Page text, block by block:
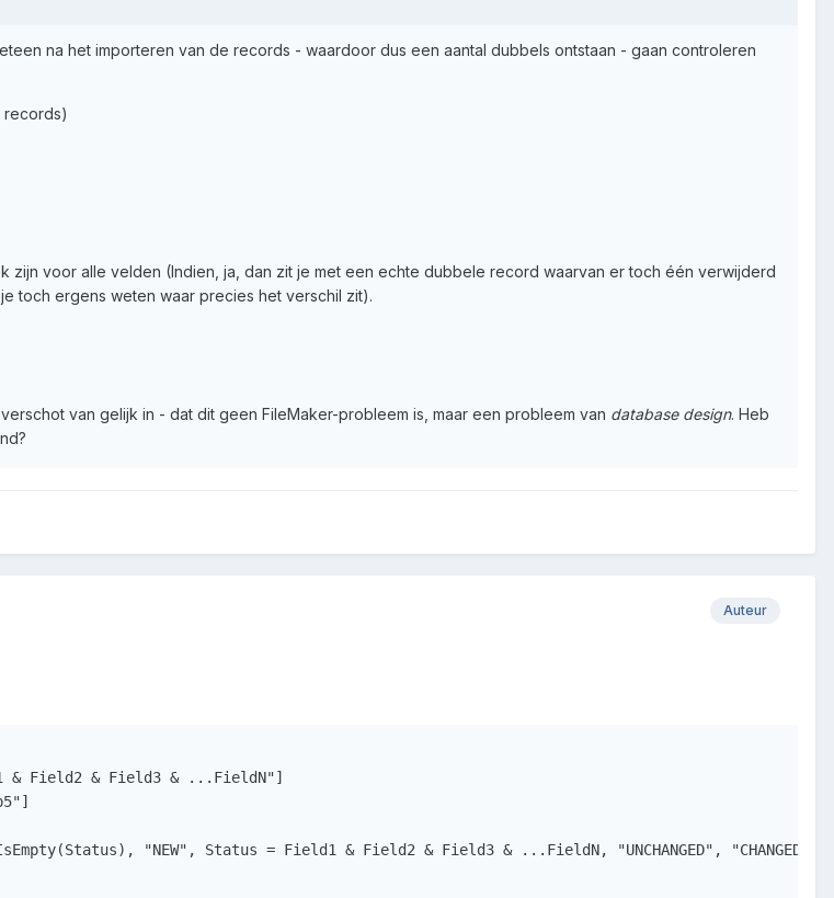
na het importeren van de records - waardoor dus een aantal dubbels ontstaan - gaan controleren
records)
zijn voor alle velden (Indien, ja, dan zit je met een echte dubbele record waarvan er toch één verwijderd
toch ergens weten waar precies het verschil zit).
van gelijk in - dat dit geen FileMaker-probleem is, maar een probleem van database design. Heb
Auteur
& Field2 & Field3 & ...FieldN"]
"NEW", Status = Field1 & Field2 & Field3 & ...FieldN, "UNCHANGED",